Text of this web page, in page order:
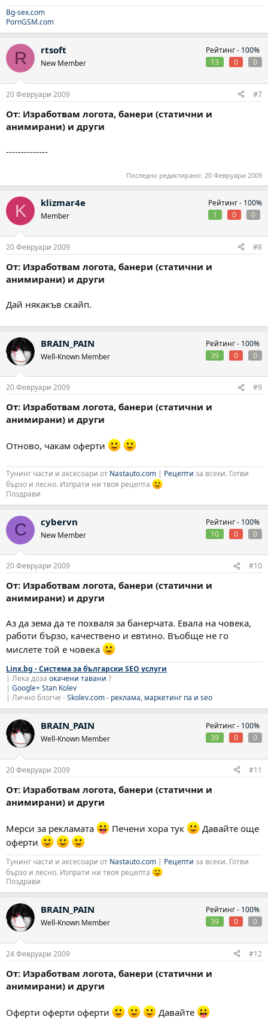
Bg-sex.com
PornGSM.com
R rtsoft
New Member
Рейтинг - 100%
13
0 0
20 Февруари 2009 #7
От: Изработвам логота, банери (статични и
анимирани) и други
--------------
Последно редактирано: 20 Февруари 2009
K klizmar4e
Member
Рейтинг - 100%
1
0 0
20 Февруари 2009 #8
От: Изработвам логота, банери (статични и
анимирани) и други
Дай някакъв скайп.
BRAIN_PAIN
Well-Known Member
Рейтинг - 100%
39
0 0
20 Февруари 2009 #9
От: Изработвам логота, банери (статични и
анимирани) и други
Отново, чакам оферти
Тунинг части и аксесоари от Nastauto.com | Рецепти за всеки. Готви
бързо и лесно. Изпрати ни твоя рецепта
Поздрави
C cybervn
New Member
Рейтинг - 100%
10
0 0
20 Февруари 2009 #10
От: Изработвам логота, банери (статични и
анимирани) и други
Аз да зема да те похваля за банерчата. Евала на човека,
работи бързо, качествено и евтино. Въобще не го
мислете той е човека
Linx.bg - Система за български SEO услуги
| Лека доза окачени тавани ?
| Google+ Stan Kolev
| Лично блогче -Skolev.com - реклама, маркетинг па и seo
BRAIN_PAIN
Well-Known Member
Рейтинг - 100%
39
0 0
20 Февруари 2009 #11
От: Изработвам логота, банери (статични и
анимирани) и други
Мерси за рекламата Печени хора тук
Давайте още
оферти
Тунинг части и аксесоари от Nastauto.com | Рецепти за всеки. Готви
бързо и лесно. Изпрати ни твоя рецепта
Поздрави
BRAIN_PAIN
Well-Known Member
Рейтинг - 100%
39
0 0
24 Февруари 2009 #12
От: Изработвам логота, банери (статични и
анимирани) и други
Оферти оферти оферти Давайте